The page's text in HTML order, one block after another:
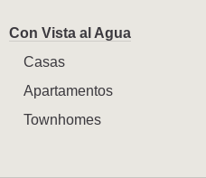
Con Vista al Agua
Casas
Apartamentos
Townhomes